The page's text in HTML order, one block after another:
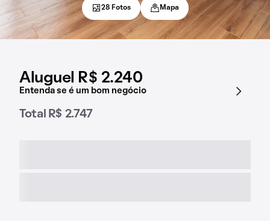
Aluguel R$ 2.240
Entenda se é um bom negócio
Total R$ 2.747
28 Fotos Mapa